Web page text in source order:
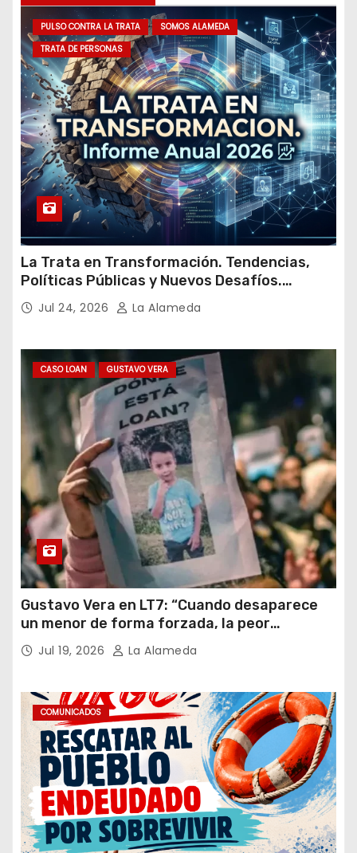
m
a
i
PULSO CONTRA LA TRATA
SOMOS ALAMEDA
TRATA DE PERSONAS
La Trata en Transformación. Tendencias,
Políticas Públicas y Nuevos Desafíos.
Argentina y el Mundo – Julio 2026
Jul 24, 2026 La Alameda
CASO LOAN GUSTAVO VERA
Gustavo Vera en LT7: “Cuando desaparece
un menor de forma forzada, la peor
hipótesis es trata, y así debe seguir
caratulado el caso Loan”
Jul 19, 2026 La Alameda
COMUNICADOS